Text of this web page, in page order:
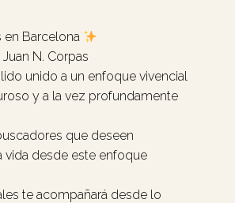
en Barcelona
N. Corpas
unido a un enfoque vivencial
y a la vez profundamente
que deseen
vida desde este enfoque
te acompañará desde lo